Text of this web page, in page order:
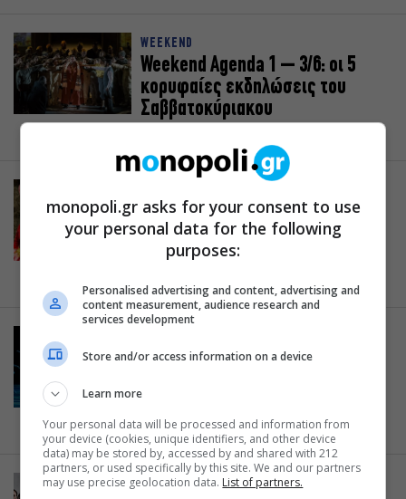
WEEKEND
Weekend Agenda 1 – 3/6: oι 5
κορυφαίες εκδηλώσεις του
Σαββατοκύριακoυ
Weekend Agenda 27 – 29/4: oι 5
κορυφαίες εκδηλώσεις του
Σαββατοκύριακoυ
Weekend Agenda 20 – 22/4: oι 5
Σαββατοκύριακoυ
19.04.2018
WEEKEND
monopoli.gr asks for your consent to use
your personal data for the following
purposes:
Personalised advertising and content, advertising and
content measurement, audience research and
services development
Store and/or access information on a device
Learn more
Your personal data will be processed and information from
your device (cookies, unique identifiers, and other device
data) may be stored by, accessed by and shared with 212
partners, or used specifically by this site. We and our partners
may use precise geolocation data. List of partners.